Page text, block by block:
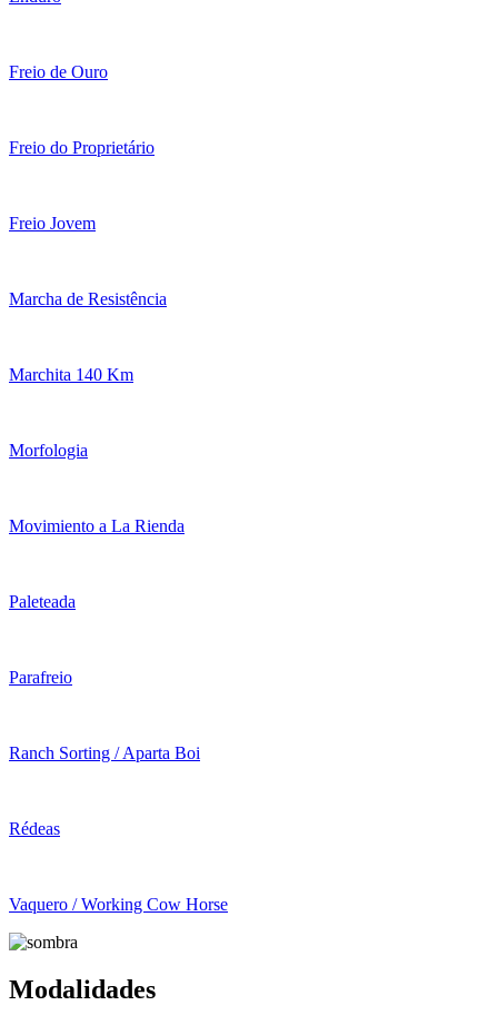
Freio de Ouro
Freio do Proprietário
Freio Jovem
Marcha de Resistência
Marchita 140 Km
Morfologia
Movimiento a La Rienda
Paleteada
Parafreio
Ranch Sorting / Aparta Boi
Rédeas
Vaquero / Working Cow Horse
Modalidades